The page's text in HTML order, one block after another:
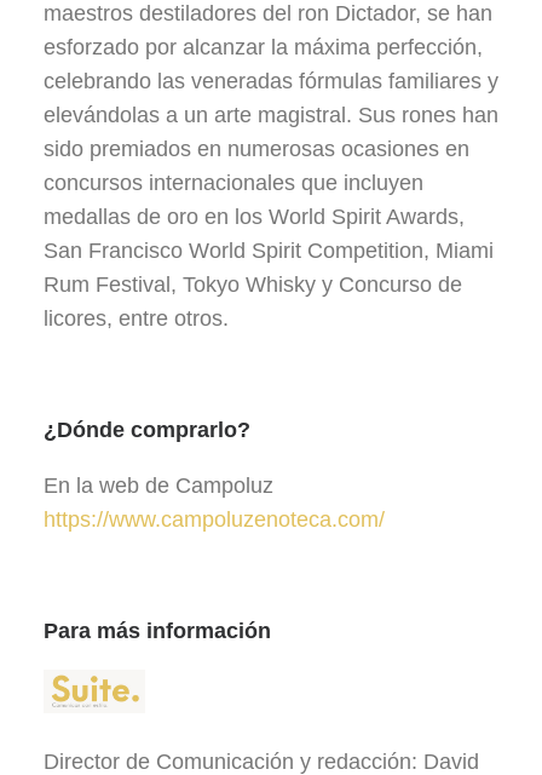
maestros destiladores del ron Dictador, se han
esforzado por alcanzar la máxima perfección,
celebrando las veneradas fórmulas familiares y
elevándolas a un arte magistral. Sus rones han
sido premiados en numerosas ocasiones en
concursos internacionales que incluyen
medallas de oro en los World Spirit Awards,
San Francisco World Spirit Competition, Miami
Rum Festival, Tokyo Whisky y Concurso de
licores, entre otros.
¿Dónde comprarlo?
En la web de Campoluz
https://www.campoluzenoteca.com/
Para más información
Director de Comunicación y redacción: David